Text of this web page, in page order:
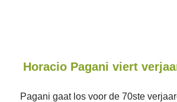
Horacio Pagani viert
Pagani gaat los voor de 70ste